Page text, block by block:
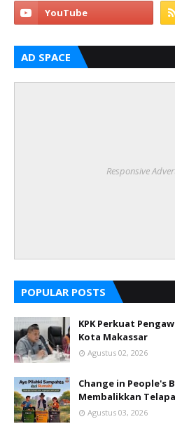
AD SPACE
Responsive
POPULAR POSTS
KPK Perkuat
Kota Makassar
Agustus 02, 2026
Change in People's
Membalikkan
Agustus 03, 2026